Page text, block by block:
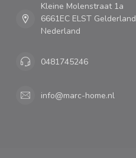
Kleine Molenstraat 1a
6661EC ELST Gelderland
Nederland
0481745246
info@marc-home.nl